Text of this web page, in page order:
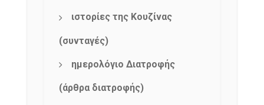
ιστορίες της Κουζίνας
(συνταγές)
ημερολόγιο Διατροφής
(άρθρα διατροφής)
Get ti
your favorite
products